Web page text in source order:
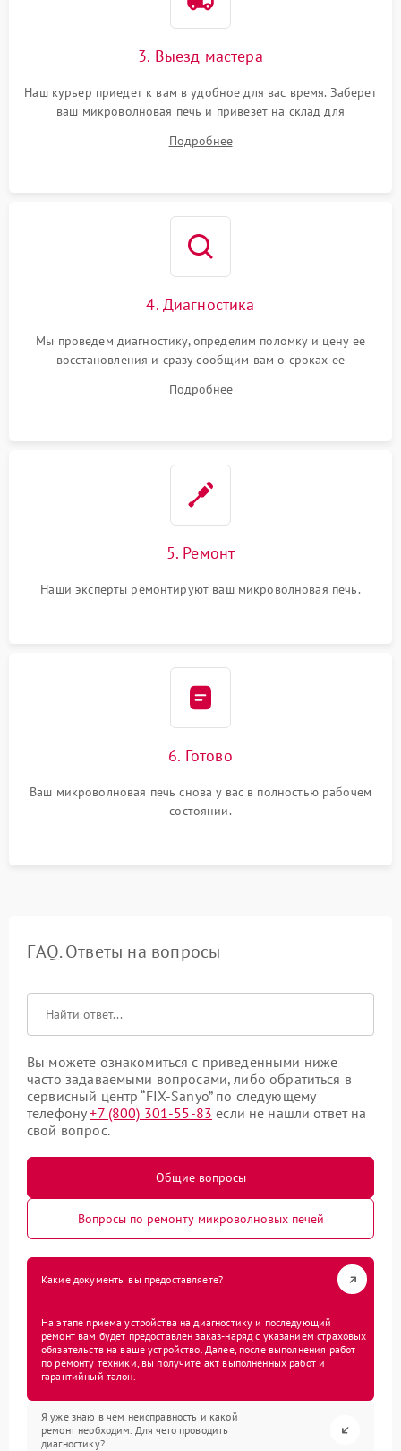
3. Выезд мастера
Наш курьер приедет к вам в удобное для вас время. Заберет
ваш микроволновая печь и привезет на склад для
Подробнее
4. Диагностика
Мы проведем диагностику, определим поломку и цену ее
восстановления и сразу сообщим вам о сроках ее
Подробнее
5. Ремонт
Наши эксперты ремонтируют ваш микроволновая печь.
6. Готово
Ваш микроволновая печь снова у вас в полностью рабочем
состоянии.
FAQ. Ответы на вопросы
Вы можете ознакомиться с приведенными ниже
часто задаваемыми вопросами, либо обратиться в
сервисный центр “FIX-Sanyo” по следующему
телефону+7 (800) 301-55-83 если не нашли ответ на
свой вопрос.
Общие вопросы
Вопросы по ремонту микроволновых печей
Какие документы вы предоставляете?
На этапе приема устройства на диагностику и последующий
ремонт вам будет предоставлен заказ-наряд с указанием страховых
обязательств на ваше устройство. Далее, после выполнения работ
по ремонту техники, вы получите акт выполненных работ и
гарантийный талон.
Я уже знаю в чем неисправность и какой
ремонт необходим. Для чего проводить
диагностику?